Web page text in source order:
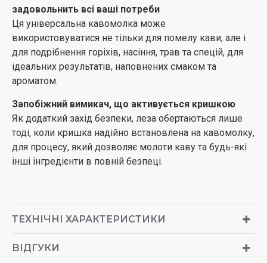
задовольнить всі ваші потреби
Ця універсальна кавомолка може
використовуватися не тільки для помелу кави, але і
для подрібнення горіхів, насіння, трав та спецій, для
ідеальних результатів, наповнених смаком та
ароматом.
Запобіжний вимикач, що активується кришкою
Як додаткий захід безпеки, леза обертаються лише
тоді, коли кришка надійно встановлена на кавомолку,
для процесу, який дозволяє молоти каву та будь-які
інші інгредієнти в повній безпеці.
ТЕХНІЧНІ ХАРАКТЕРИСТИКИ
ВІДГУКИ